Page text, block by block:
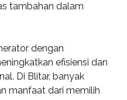
tambahan dalam
dengan
efisiensi dan
Di Blitar, banyak
manfaat dari memilih